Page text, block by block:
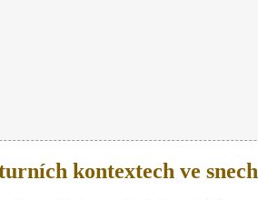
kontextech ve snech